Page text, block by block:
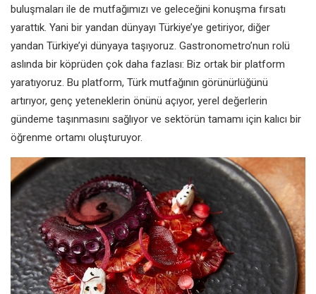
buluşmaları ile de mutfağımızı ve geleceğini konuşma fırsatı
yarattık. Yani bir yandan dünyayı Türkiye’ye getiriyor, diğer
yandan Türkiye’yi dünyaya taşıyoruz. Gastronometro’nun rolü
aslında bir köprüden çok daha fazlası: Biz ortak bir platform
yaratıyoruz. Bu platform, Türk mutfağının görünürlüğünü
artırıyor, genç yeteneklerin önünü açıyor, yerel değerlerin
gündeme taşınmasını sağlıyor ve sektörün tamamı için kalıcı bir
öğrenme ortamı oluşturuyor.